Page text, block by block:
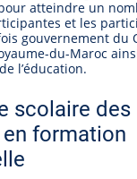
atteindre un
et les
gouvernement du
du-Maroc
l’éducation.
scolaire des
formation